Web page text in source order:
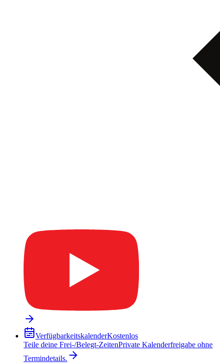
VerfügbarkeitskalenderKostenlos
Teile deine Frei-/Belegt-ZeitenPrivate Kalenderfreigabe ohne
Termindetails.